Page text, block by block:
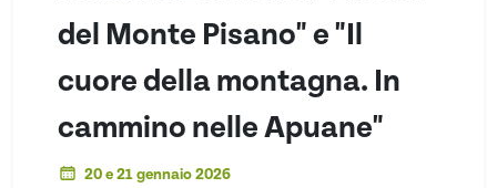
del Monte Pisano" e "Il
cuore della montagna. In
cammino nelle Apuane"
20 e 21 gennaio 2026